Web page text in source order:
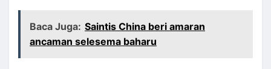
Baca Juga: Saintis China beri amaran
ancaman selesema baharu